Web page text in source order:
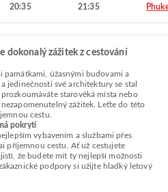
20:35 21:35
dokonalý zážitek z cestování
památkami, úžasnými budovami a
jedinečnosti své architektury se stal
starověká místa nebo
zážitek. Leťte do této
cestu.
pokrytí
vybavením a službami přes
příjemnou cestu. Ať už cestujete
že budete mít ty nejlepší možnosti
podpory si užijte hladký letový